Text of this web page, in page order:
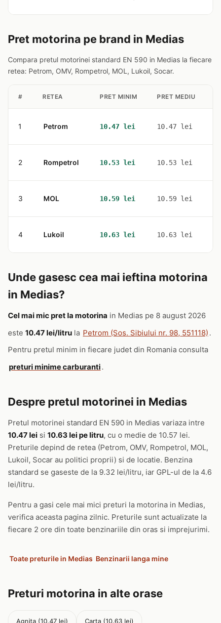
Pret motorina pe brand in Medias
Compara pretul motorinei standard EN 590 in Medias la fiecare
retea: Petrom, OMV, Rompetrol, MOL, Lukoil, Socar.
# RETEA PRET MINIM PRET MEDIU
1 Petrom 10.47 lei 10.47 lei
2 Rompetrol 10.53 lei 10.53 lei
3 MOL 10.59 lei 10.59 lei
4 Lukoil 10.63 lei 10.63 lei
Unde gasesc cea mai ieftina motorina
in Medias?
Cel mai mic pret la motorina in Medias pe 8 august 2026
este 10.47 lei/litru la Petrom (Sos. Sibiului nr. 98, 551118) .
Pentru pretul minim in fiecare judet din Romania consulta
preturi minime carburanti.
Despre pretul motorinei in Medias
Pretul motorinei standard EN 590 in Medias variaza intre
10.47 lei si 10.63 lei pe litru, cu o medie de 10.57 lei.
Preturile depind de retea (Petrom, OMV, Rompetrol, MOL,
Lukoil, Socar au politici proprii) si de locatie. Benzina
standard se gaseste de la 9.32 lei/litru, iar GPL-ul de la 4.6
lei/litru.
Pentru a gasi cele mai mici preturi la motorina in Medias,
verifica aceasta pagina zilnic. Preturile sunt actualizate la
fiecare 2 ore din toate benzinariile din oras si imprejurimi.
Toate preturile in Medias Benzinarii langa mine
Preturi motorina in alte orase
Agnita (10.47 lei) Carta (10.63 lei)